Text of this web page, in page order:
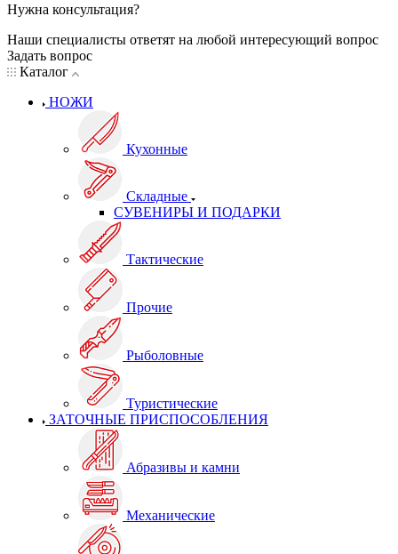
Нужна консультация?
Наши специалисты ответят на любой интересующий вопрос
Задать вопрос
Каталог
НОЖИ
Кухонные
Складные
СУВЕНИРЫ И ПОДАРКИ
Тактические
Прочие
Рыболовные
Туристические
ЗАТОЧНЫЕ ПРИСПОСОБЛЕНИЯ
Абразивы и камни
Механические